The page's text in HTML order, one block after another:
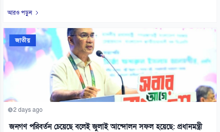
আরও পড়ুন
জাতীয়
2 days ago
জনগণ পরিবর্তন চেয়েছে বলেই জুলাই আন্দোলন সফল হয়েছে: প্রধানমন্ত্রী